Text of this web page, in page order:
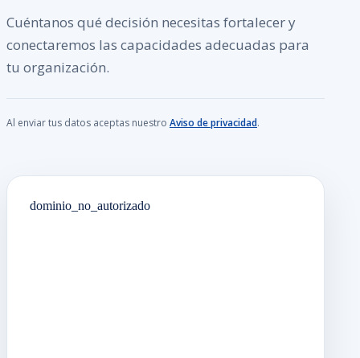
Cuéntanos qué decisión necesitas fortalecer y
conectaremos las capacidades adecuadas para
tu organización.
Al enviar tus datos aceptas nuestro Aviso de privacidad.
dominio_no_autorizado